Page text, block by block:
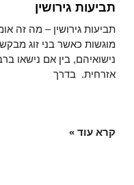
תביעות גירושין
תביעות גירושין – מה זה
מוגשות כאשר בני זוג
נישואיהם, בין אם נישאו
אזרחית. בדרך
קרא עוד »